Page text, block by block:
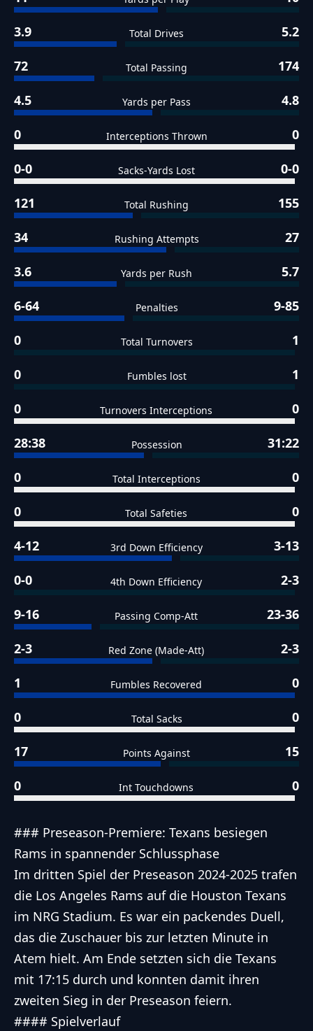
3.9 Total Drives 5.2
72 Total Passing 174
4.5 Yards per Pass 4.8
0 Interceptions Thrown 0
0-0 Sacks-Yards Lost 0-0
121 Total Rushing 155
34 Rushing Attempts 27
3.6 Yards per Rush 5.7
6-64 Penalties 9-85
0 Total Turnovers 1
0 Fumbles lost 1
0 Turnovers Interceptions 0
28:38 Possession 31:22
0 Total Interceptions 0
0 Total Safeties 0
4-12 3rd Down Efficiency 3-13
0-0 4th Down Efficiency 2-3
9-16 Passing Comp-Att 23-36
2-3 Red Zone (Made-Att) 2-3
1 Fumbles Recovered 0
0 Total Sacks 0
17 Points Against 15
0 Int Touchdowns 0
### Preseason-Premiere: Texans besiegen
Rams in spannender Schlussphase
Im dritten Spiel der Preseason 2024-2025 trafen
die Los Angeles Rams auf die Houston Texans
im NRG Stadium. Es war ein packendes Duell,
das die Zuschauer bis zur letzten Minute in
Atem hielt. Am Ende setzten sich die Texans
mit 17:15 durch und konnten damit ihren
zweiten Sieg in der Preseason feiern.
#### Spielverlauf